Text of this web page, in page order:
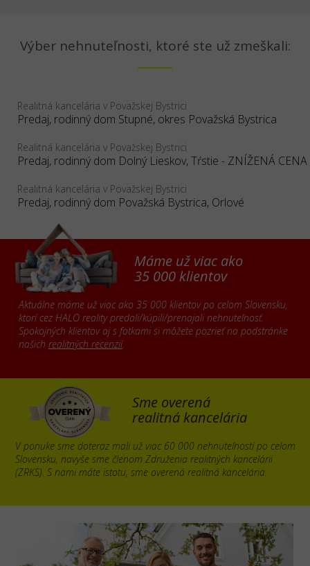
Výber nehnuteľnosti, ktoré ste už zmeškali:
Realitná kancelária v Považskej Bystrici
Predaj, rodinný dom Stupné, okres Považská Bystrica
Realitná kancelária v Považskej Bystrici
Realitná kancelária v Považskej Bystrici
Predaj, rodinný dom Považská Bystrica, Orlové
Máme už viac ako
35 000 klientov
Aktuálne máme už viac ako 35 000 klientov po celom Slovensku,
ktorí cez HALO reality predali/kúpili/prenajali nehnuteľnosť.
Spokojných klientov aj s fotkami si môžete pozrieť na podstránke
našich realitných recenzií.
Sme overená
realitná kancelária
V ponuke sme doteraz mali už viac 60 000 nehnuteľností po celom
Slovensku, navyše sme členom Združenia realitných kancelárii
(ZRKS). S nami máte istotu, sme overená realitná kancelária.